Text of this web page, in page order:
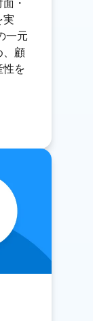
実
一元
、顧
性を